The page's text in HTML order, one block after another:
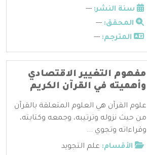
سنة النشر: ---
المحقق: ---
المترجم: ---
مفهوم التغيير الاقتصادي
وأهميته في القرآن الكريم
علوم القرآن هي العلوم المتعلقة بالقرآن
من حيث نزوله وترتيبه، وجمعه وكتابته،
وقراءاته وتجوي ...
الأقسام: علم التجويد